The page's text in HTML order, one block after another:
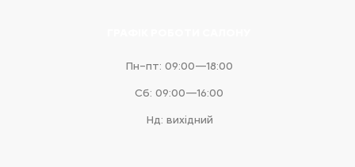
Пн–пт: 09:00—18:00
Сб: 09:00—16:00
Нд: вихідний